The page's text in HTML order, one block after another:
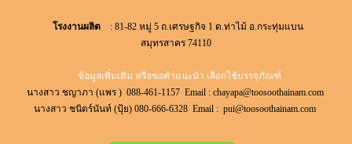
โรงงานผลิต: 81-82 หมู่ 5 ถ.เศรษฐกิจ 1 ต.ท่าไม้ อ.กระทุ่มแบน
สมุทรสาคร 74110
ข้อมูลเพิ่มเติม หรือขอคำแนะนำ เลือกใช้บรรจุภัณฑ์
นางสาว ชญาภา (แพร ) 088-461-1157 Email : chayapa@toosoothainam.com
นางสาว ชนิตร์นันท์ (ปุ้ย) 080-666-6328 Email : pui@toosoothainam.com